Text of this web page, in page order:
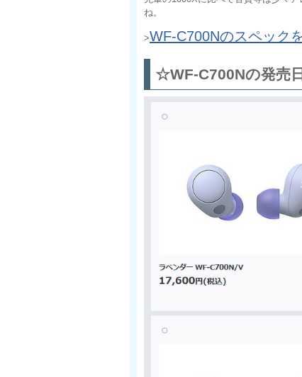
ね。
>WF-C700Nのスペック
☆WF-C700Nの発売